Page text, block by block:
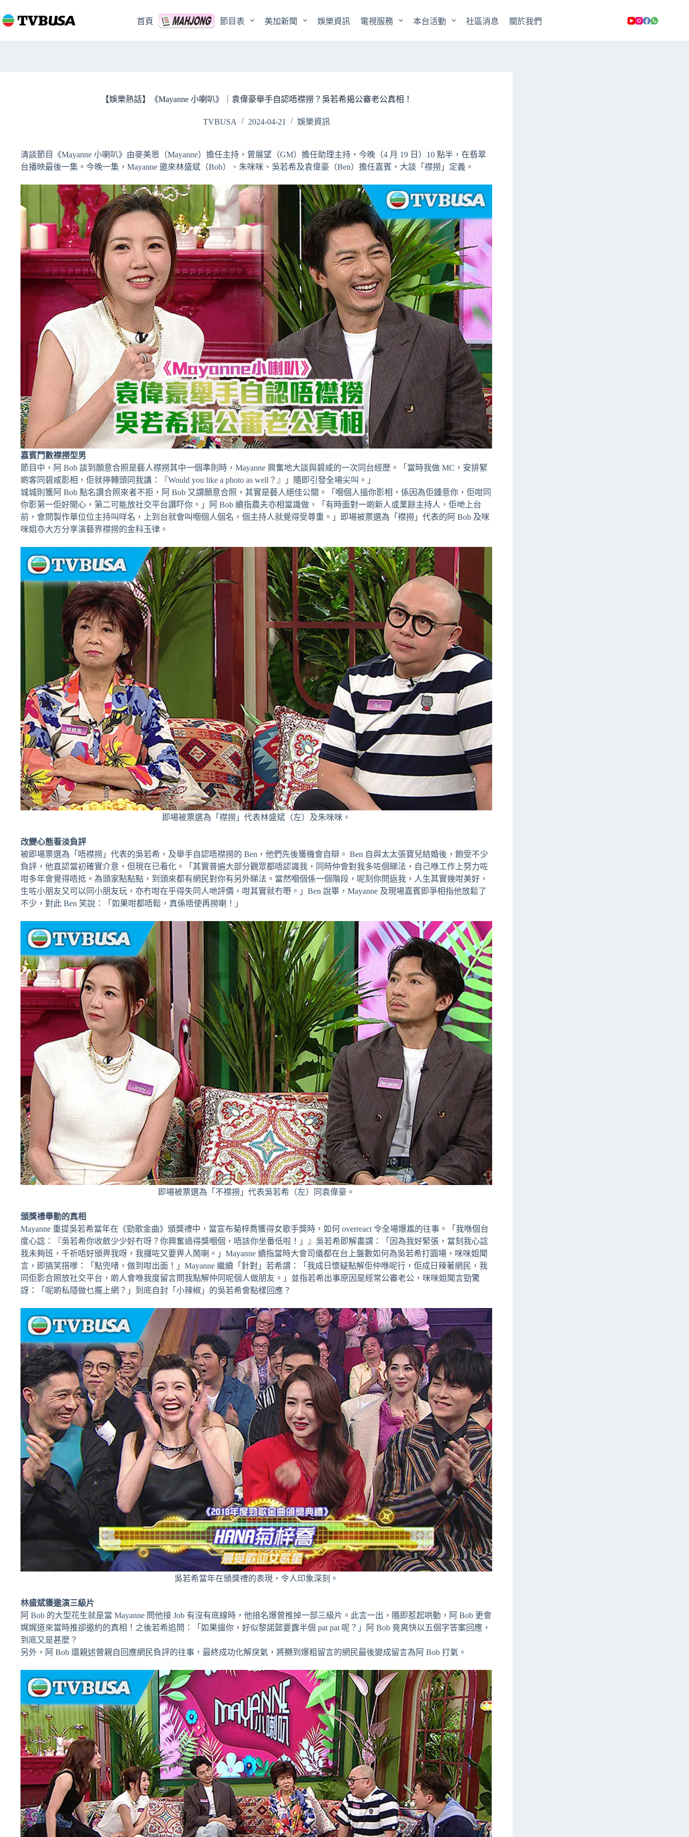
至
要
首頁 節目表 美加新聞 娛樂資訊 電視服務 本台活動 社區消息 關於我們
【娛樂熱話】《Mayanne 小喇叭》｜袁偉豪舉手自認唔襟撈？吳若希揭公審老公真相！
TVBUSA 2024-04-21 娛樂資訊
清談節目《Mayanne 小喇叭》由麥美恩（Mayanne）擔任主持，曾展望（GM）擔任助理主持，今晚（4 月 19 日）10 點半，在翡翠
台播映最後一集。今晚一集，Mayanne 邀來林盛斌（Bob）、朱咪咪、吳若希及袁偉豪（Ben）擔任嘉賓，大談「襟撈」定義。
嘉賓鬥數襟撈型男
節目中，阿 Bob 談到願意合照是藝人襟撈其中一個準則時，Mayanne 興奮地大談與碧咸的一次同台經歷。「當時我做 MC，安排緊
啲客同碧咸影相，佢就擰轉頭同我講：『Would you like a photo as well？』」隨即引發全場尖叫。」
城城則獲阿 Bob 點名讚合照來者不拒，阿 Bob 又謂願意合照，其實是藝人絕佳公關。「嗰個人搵你影相，係因為佢鍾意你，佢咁同
你影第一佢好開心，第二可能放社交平台讚吓你。」阿 Bob 續指農夫亦相當識做，「有時面對一啲新人或業餘主持人，佢哋上台
前，會問製作單位位主持叫咩名，上到台就會叫嗰個人個名，個主持人就覺得受尊重。」即場被票選為「襟撈」代表的阿 Bob 及咪
咪姐亦大方分享演藝界襟撈的金科玉律。
即場被票選為「襟撈」代表林盛斌（左）及朱咪咪。
改變心態看淡負評
被即場票選為「唔襟撈」代表的吳若希，及舉手自認唔襟撈的 Ben，他們先後獲機會自辯。 Ben 自與太太張寶兒結婚後，飽受不少
負評，他直認當初確實介意，但現在已看化。「其實普遍大部分觀眾都唔認識我，同時仲會對我多咗個睇法，自己喺工作上努力咗
咁多年會覺得唔抵。為頭家點點點，到頭來都有網民對你有另外睇法。當然嗰個係一個階段，呢刻你問返我，人生其實幾咁美好，
生咗小朋友又可以同小朋友玩，亦冇咁在乎得失同人哋評價，咁其實就冇嘢。」Ben 說畢，Mayanne 及現場嘉賓即爭相指他放鬆了
不少，對此 Ben 笑說：「如果咁都唔鬆，真係唔使再撈喇！」
即場被票選為「不襟撈」代表吳若希（左）同袁偉豪。
頒獎禮舉動的真相
Mayanne 重提吳若希當年在《勁歌金曲》頒獎禮中，當宣布菊梓喬獲得女歌手獎時，如何 overreact 令全場爆尷的往事。「我喺個台
度心諗：『吳若希你收斂少少好冇呀？你興奮過得獎嗰個，唔該你坐番低啦！」』吳若希即解畫謂：「因為我好緊張，當刻我心諗
我未夠班，千祈唔好頒畀我呀，我攞咗又要畀人鬧喇。」Mayanne 續指當時大會司儀都在台上盤數如何為吳若希打圓場，咪咪姐聞
言，即搞笑搭嗲：「點兜啫，做到咁出面！」Mayanne 繼續「針對」若希謂：「我成日懷疑點解佢仲喺呢行，佢成日辣著網民，我
同佢影合照放社交平台，啲人會喺我度留言問我點解仲同呢個人做朋友。」並指若希出事原因是經常公審老公，咪咪姐聞言勁驚
訝：「呢啲私隱做乜擺上網？」到底自封「小辣椒」的吳若希會點樣回應？
吳若希當年在頒獎禮的表現，令人印象深刻。
林盛斌獲邀演三級片
阿 Bob 的大型花生就是當 Mayanne 問他接 Job 有沒有底線時，他揞名爆曾推掉一部三級片。此言一出，隨即惹起哄動，阿 Bob 更會
娓娓道來當時推卻邀約的真相！之後若希追問：「如果搵你，好似黎諾懿要露半個 pat pat 呢？」阿 Bob 竟爽快以五個字答案回應，
到底又是甚麼？
另外，阿 Bob 還親述曾親自回應網民負評的往事，最終成功化解戾氣，將嬲到爆粗留言的網民最後變成留言為阿 Bob 打氣。